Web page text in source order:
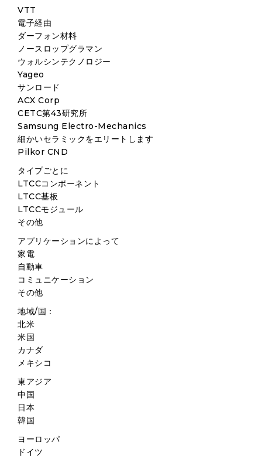
VTT
電子経由
ダーフォン材料
ノースロップグラマン
ウォルシンテクノロジー
Yageo
サンロード
ACX Corp
CETC第43研究所
Samsung Electro-Mechanics
細かいセラミックをエリートします
Pilkor CND
タイプごとに
LTCCコンポーネント
LTCC基板
LTCCモジュール
その他
アプリケーションによって
家電
自動車
コミュニケーション
その他
地域/国：
北米
米国
カナダ
メキシコ
東アジア
中国
日本
韓国
ヨーロッパ
ドイツ